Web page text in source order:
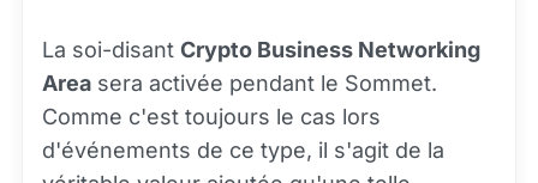
La soi-disant Crypto Business Networking
Area sera activée pendant le Sommet.
Comme c'est toujours le cas lors
d'événements de ce type, il s'agit de la